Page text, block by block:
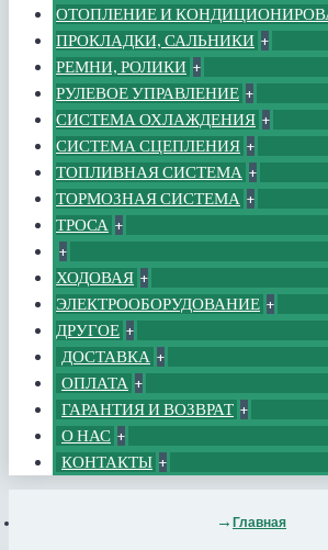
ОТОПЛЕНИЕ И
ПРОКЛАДКИ, САЛЬНИКИ +
РЕМНИ, РОЛИКИ +
РУЛЕВОЕ УПРАВЛЕНИЕ +
СИСТЕМА ОХЛАЖДЕНИЯ +
СИСТЕМА СЦЕПЛЕНИЯ +
ТОПЛИВНАЯ СИСТЕМА +
ТОРМОЗНАЯ СИСТЕМА +
ТРОСА +
+
ХОДОВАЯ +
ЭЛЕКТРООБОРУДОВАНИЕ +
ДРУГОЕ +
ДОСТАВКА +
ОПЛАТА +
ГАРАНТИЯ И ВОЗВРАТ +
О НАС +
КОНТАКТЫ +
Главная